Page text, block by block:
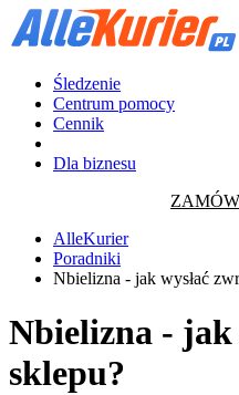
Śledzenie
Centrum pomocy
Cennik
Dla biznesu
AlleKurier
Poradniki
Nbielizna - jak wysłać
Nbielizna - jak
sklepu?